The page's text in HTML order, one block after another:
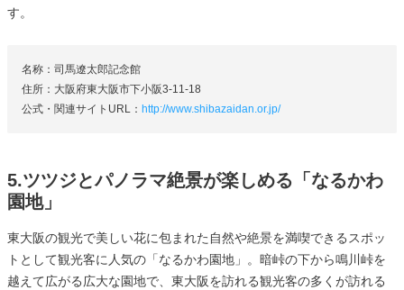
す。
名称：司馬遼太郎記念館
住所：大阪府東大阪市下小阪3-11-18
公式・関連サイトURL： http://www.shibazaidan.or.jp/
5.ツツジとパノラマ絶景が楽しめる「なるかわ
園地」
東大阪の観光で美しい花に包まれた自然や絶景を満喫できるスポッ
トとして観光客に人気の「なるかわ園地」。暗峠の下から鳴川峠を
越えて広がる広大な園地で、東大阪を訪れる観光客の多くが訪れる